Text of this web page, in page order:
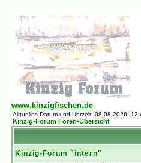
www.kinzigfischen.de
Aktuelles Datum und Uhrzeit: 08.08.2026,
Kinzig-Forum Foren-Übersicht
Kinzig-Forum "intern"